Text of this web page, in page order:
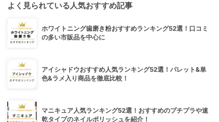
よく見られている人気おすすめ記事
ホワイトニング歯磨き粉おすすめランキング52選！口コミ
の多い市販品を中心に
アイシャドウおすすめ人気ランキング52選！パレット&単
色&ラメ入り商品を徹底比較！
マニキュア人気ランキング52選！おすすめのプチプラや速
乾タイプのネイルポリッシュを紹介！